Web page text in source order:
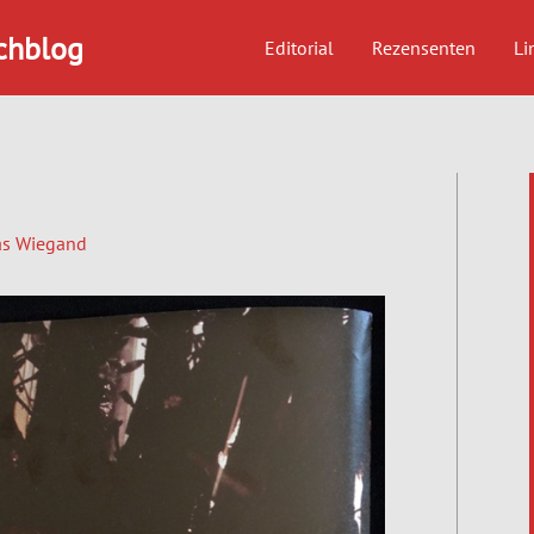
Editorial Rezensenten
Wiegand